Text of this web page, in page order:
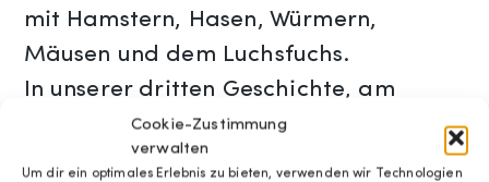
Cookie-Zustimmung
verwalten
Um dir ein optimales Erlebnis zu bieten, verwenden wir Technologien
mit Hamstern, Hasen, Würmern,
Mäusen und dem Luchsfuchs.
In unserer dritten Geschichte, am
Rondell auf dem Herbartplatz, lernt
das Publikum Kapitän Bommel kennen.